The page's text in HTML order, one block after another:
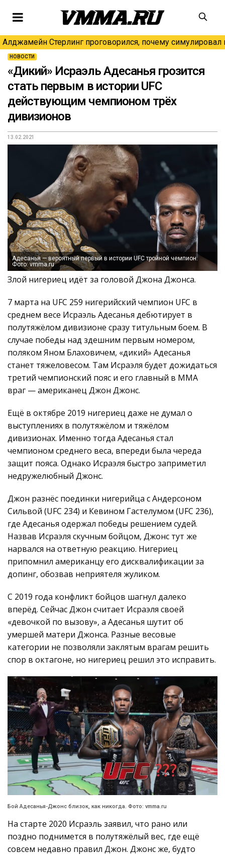
Алджамейн Стерлинг проговорился, почему симулировал
НОВОСТИ
«Дикий» Исраэль Адесанья грозится
стать первым в истории UFC
действующим чемпионом трёх
дивизионов
13.02.2021
Адесанья — вероятный первый в истории UFC тройной чемпион.
Фото: vmma.ru
Злой нигериец идёт за головой Джона Джонса.
7 марта на UFC 259 нигерийский чемпион UFC в
среднем весе Исраэль Адесанья дебютирует в
полутяжёлом дивизионе сразу титульным боем. В
случае победы над здешним первым номером,
поляком Яном Блаховичем, «дикий» Адесанья
станет тяжеловесом. Там Исраэля будет дожидаться
третий чемпионский пояс и его главный в ММА
враг — американец Джон Джонс.
Ещё в октябре 2019 нигериец даже не думал о
выступлениях в полутяжёлом и тяжёлом
дивизионах. Именно тогда Адесанья стал
чемпионом среднего веса, впереди была череда
защит пояса. Однако Исраэля быстро заприметил
недружелюбный Джонс.
Джон разнёс поединки нигерийца с Андерсоном
Сильвой (UFC 234) и Кевином Гастелумом (UFC 236),
где Адесанья одержал победы решением судей.
Назвав Исраэля скучным бойцом, Джонс тут же
нарвался на ответную реакцию. Нигериец
припомнил американцу его дисквалификации за
допинг, обозвав неприятеля жуликом.
С 2019 года конфликт бойцов шагнул далеко
вперёд. Сейчас Джон считает Исраэля своей
«девочкой по вызову», а Адесанья шутит об
умершей матери Джонса. Разные весовые
категории не позволяли заклятым врагам решить
спор в октагоне, но нигериец решил это исправить.
Бой Адесанья-Джонс близок, как никогда. Фото: vmma.ru
На старте 2020 Исраэль заявил, что рано или
поздно поднимется в полутяжёлый вес, где ещё
совсем недавно правил Джон. Джонс же, будто